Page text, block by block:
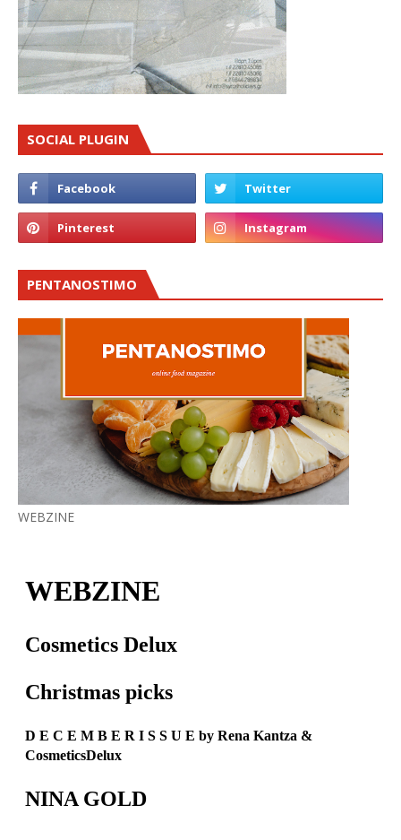
SOCIAL PLUGIN
PENTANOSTIMO
WEBZINE